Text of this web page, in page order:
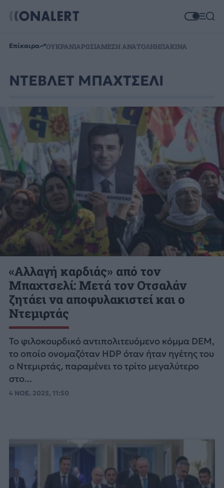
Επίκαιρα ΟΥΚΡΑΝΙΑΡΩΣΙΑΜΕΣΗ ΑΝΑΤΟΛΗΗΠΑΚΙΝΑ
ΝΤΕΒΛΕΤ ΜΠΑΧΤΣΕΛΙ
«Αλλαγή καρδιάς» από τον
Μπαχτσελί: Μετά τον Οτσαλάν
ζητάει να αποφυλακιστεί και ο
Ντεμιρτάς
Το φιλοκουρδικό αντιπολιτευόμενο κόμμα DEM,
το οποίο ονομαζόταν HDP όταν ήταν ηγέτης του
ο Ντεμιρτάς, παραμένει το τρίτο μεγαλύτερο
στο...
4 ΝΟΕ. 2025, 11:50